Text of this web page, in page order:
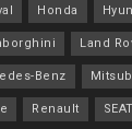
Honda
Land
Benz
Renault SEAT